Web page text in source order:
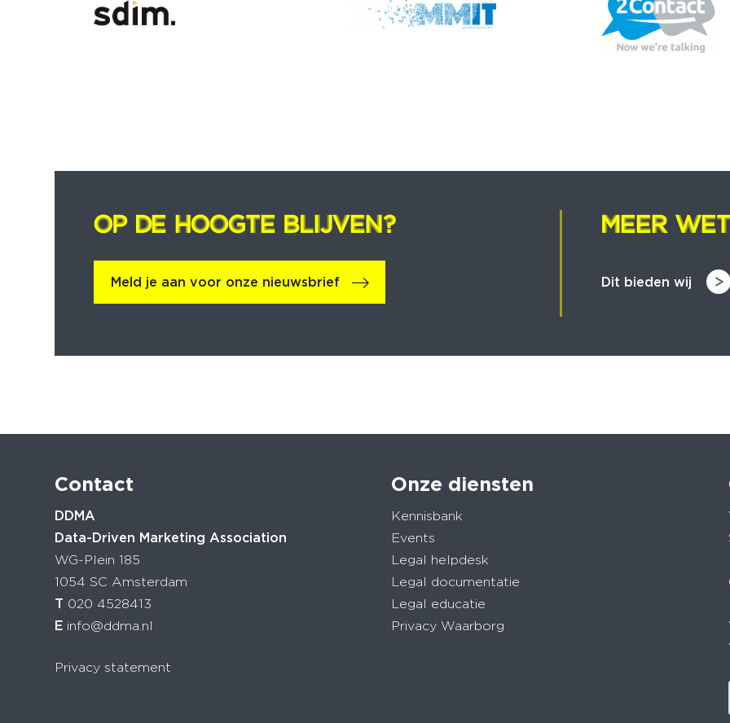
OP DE HOOGTE BLIJVEN?
OP DE HOOGTE BLIJVEN?
Meld je aan voor onze nieuwsbrief
MEER
MEER
Dit bieden wij
Contact
DDMA
Data-Driven Marketing Association
WG-Plein 185
1054 SC Amsterdam
T 020 4528413
E info@ddma.nl
Privacy statement
Onze diensten
Kennisbank
Events
Legal helpdesk
Legal documentatie
Legal educatie
Privacy Waarborg